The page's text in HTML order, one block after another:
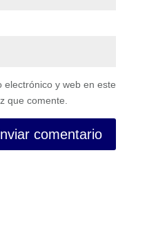
y web en este
que comente.